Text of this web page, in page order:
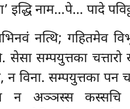
इद्धि नाम…पे… पादे
नत्थि; गहितमेव
सेसा सम्पयुत्तका
विना. सम्पयुत्तका पन
वा न अञ्ञस्स